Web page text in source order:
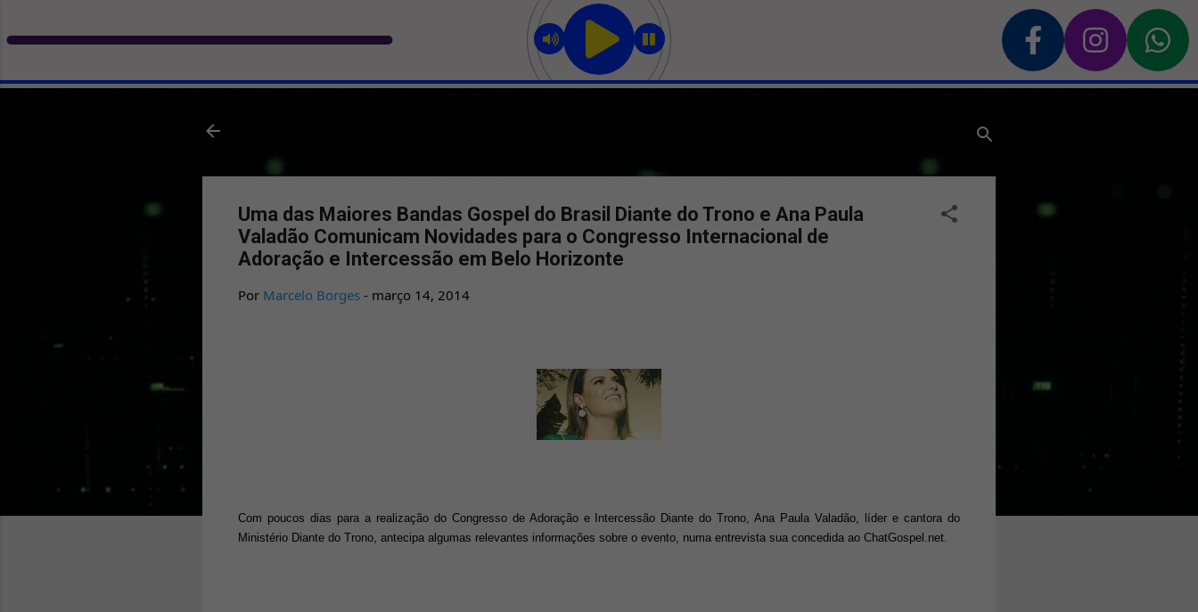
Pular para o conteúdo principal
Uma das Maiores Bandas Gospel do Brasil Diante do Trono e Ana Paula
Valadão Comunicam Novidades para o Congresso Internacional de
Adoração e Intercessão em Belo Horizonte
Por Marcelo Borges - março 14, 2014
Com poucos dias para a realização do Congresso de Adoração e Intercessão Diante do Trono, Ana Paula Valadão, líder e cantora do
Ministério Diante do Trono, antecipa algumas relevantes informações sobre o evento, numa entrevista sua concedida ao ChatGospel.net.